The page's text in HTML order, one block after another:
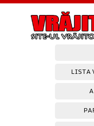
LISTA